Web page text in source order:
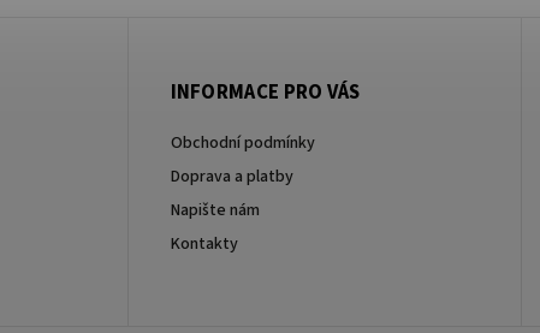
INFORMACE PRO VÁS
Obchodní podmínky
Doprava a platby
Napište nám
Kontakty